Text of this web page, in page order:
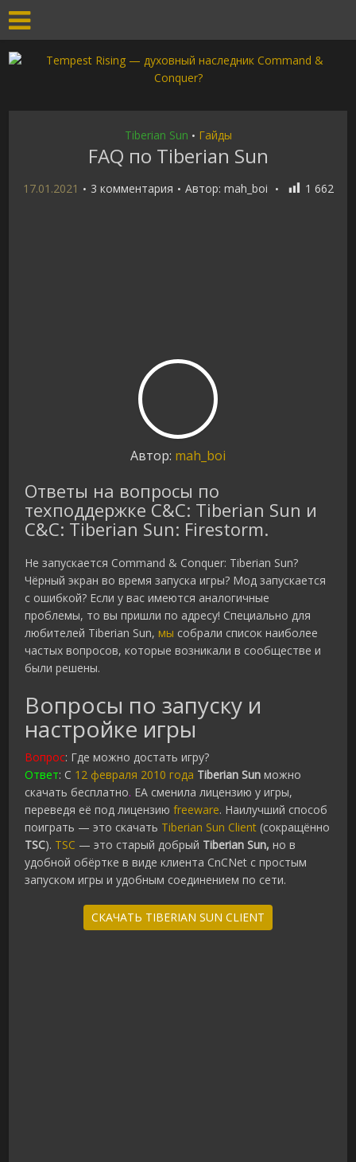
Tiberian Sun • Гайды
FAQ по Tiberian Sun
17.01.2021 3 комментария Автор: mah_boi 1 662
Автор: mah_boi
Ответы на вопросы по
техподдержке C&C: Tiberian Sun и
C&C: Tiberian Sun: Firestorm.
Не запускается Command & Conquer: Tiberian Sun?
Чёрный экран во время запуска игры? Мод запускается
с ошибкой? Если у вас имеются аналогичные
проблемы, то вы пришли по адресу! Специально для
любителей Tiberian Sun,мы собрали список наиболее
частых вопросов, которые возникали в сообществе и
были решены.
Вопросы по запуску и
настройке игры
Вопрос: Где можно достать игру?
Ответ: C 12 февраля 2010 года Tiberian Sun можно
скачать бесплатно. EA сменила лицензию у игры,
переведя её под лицензиюfreeware. Наилучший способ
поиграть — это скачать Tiberian Sun Client (сокращённо
TSC). TSC — это старый добрый Tiberian Sun, но в
удобной обёртке в виде клиента CnCNet с простым
запуском игры и удобным соединением по сети.
СКАЧАТЬ TIBERIAN SUN CLIENT